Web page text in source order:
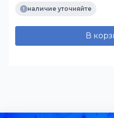
наличие уточняйте
В